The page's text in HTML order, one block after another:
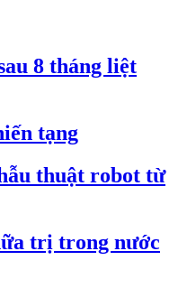
8 tháng liệt
tạng
thuật robot từ
trị trong nước